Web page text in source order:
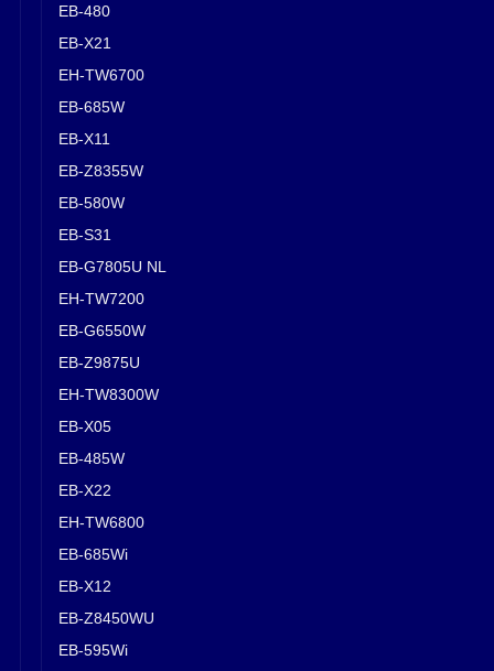
EB-480
EB-X21
EH-TW6700
EB-685W
EB-X11
EB-Z8355W
EB-580W
EB-S31
EB-G7805U NL
EH-TW7200
EB-G6550W
EB-Z9875U
EH-TW8300W
EB-X05
EB-485W
EB-X22
EH-TW6800
EB-685Wi
EB-X12
EB-Z8450WU
EB-595Wi